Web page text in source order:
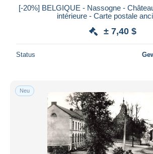
[-20%] BELGIQUE - Nassogne -
intérieure - Carte postale
± 7,40 $
Status
Neu